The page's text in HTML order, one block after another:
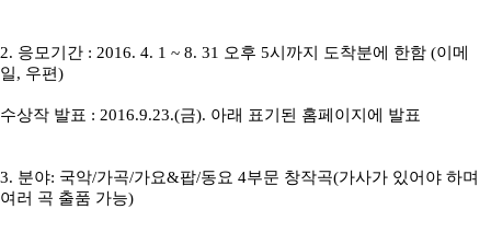
2. 응모기간 : 2016. 4. 1 ~ 8. 31 오후 5시까지 도착분에 한함 (이메
일, 우편)
수상작 발표 : 2016.9.23.(금). 아래 표기된 홈페이지에 발표
3. 분야: 국악/가곡/가요&팝/동요 4부문 창작곡(가사가 있어야 하며
여러 곡 출품 가능)